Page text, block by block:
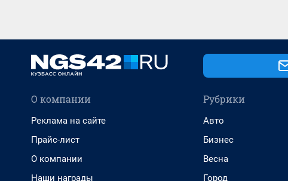
О компании
Реклама на сайте
Прайс-лист
О компании
Наши награды
Рубрики
Авто
Бизнес
Весна
Город